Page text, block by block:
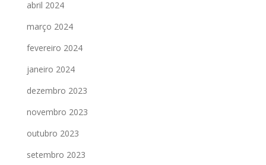
abril 2024
março 2024
fevereiro 2024
janeiro 2024
dezembro 2023
novembro 2023
outubro 2023
setembro 2023